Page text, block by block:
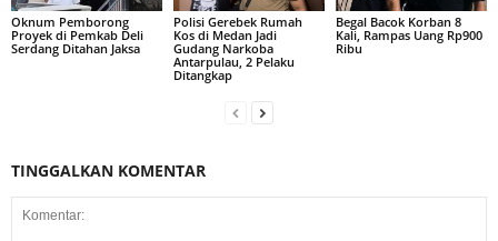
Oknum Pemborong
Proyek di Pemkab Deli
Serdang Ditahan Jaksa
Polisi Gerebek Rumah
Kos di Medan Jadi
Gudang Narkoba
Antarpulau, 2 Pelaku
Ditangkap
Begal Bacok Korban 8
Kali, Rampas Uang Rp900
Ribu
TINGGALKAN KOMENTAR